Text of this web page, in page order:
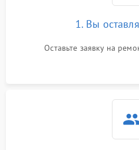
1. Вы
Оставьте заявку на